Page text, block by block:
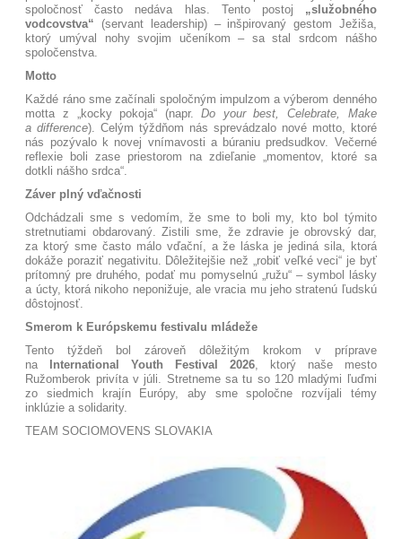
spoločnosť často nedáva hlas. Tento postoj „služobného
vodcovstva“ (servant leadership) – inšpirovaný gestom Ježiša,
ktorý umýval nohy svojim učeníkom – sa stal srdcom nášho
spoločenstva.
Motto
Každé ráno sme začínali spoločným impulzom a výberom denného
motta z „kocky pokoja“ (napr.Do your best, Celebrate, Make
a difference). Celým týždňom nás sprevádzalo nové motto, ktoré
nás pozývalo k novej vnímavosti a búraniu predsudkov. Večerné
reflexie boli zase priestorom na zdieľanie „momentov, ktoré sa
dotkli nášho srdca“.
Záver plný vďačnosti
Odchádzali sme s vedomím, že sme to boli my, kto bol týmito
stretnutiami obdarovaný. Zistili sme, že zdravie je obrovský dar,
za ktorý sme často málo vďační, a že láska je jediná sila, ktorá
dokáže poraziť negativitu. Dôležitejšie než „robiť veľké veci“ je byť
prítomný pre druhého, podať mu pomyselnú „ružu“ – symbol lásky
a úcty, ktorá nikoho neponižuje, ale vracia mu jeho stratenú ľudskú
dôstojnosť.
Smerom k Európskemu festivalu mládeže
Tento týždeň bol zároveň dôležitým krokom v príprave
na
International Youth Festival 2026, ktorý naše mesto
Ružomberok privíta v júli. Stretneme sa tu so 120 mladými ľuďmi
zo siedmich krajín Európy, aby sme spoločne rozvíjali témy
inklúzie a solidarity.
TEAM SOCIOMOVENS SLOVAKIA